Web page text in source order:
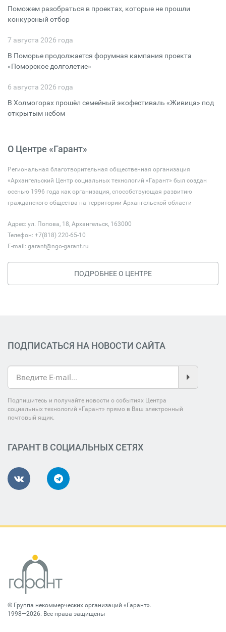
Поможем разобраться в проектах, которые не прошли
конкурсный отбор
7 августа 2026 года
В Поморье продолжается форумная кампания проекта
«Поморское долголетие»
6 августа 2026 года
В Холмогорах прошёл семейный экофестиваль «Живица» под
открытым небом
О Центре «Гарант»
Региональная благотворительная общественная организация
«Архангельский Центр социальных технологий «Гарант» был создан
осенью 1996 года как организация, способствующая развитию
гражданского общества на территории Архангельской области
Адрес: ул. Попова, 18, Архангельск, 163000
Телефон: +7(818) 220-65-10
E-mail: garant@ngo-garant.ru
ПОДРОБНЕЕ О ЦЕНТРЕ
ПОДПИСАТЬСЯ НА НОВОСТИ САЙТА
Подпишитесь и получайте новости о событиях Центра
социальных технологий «Гарант» прямо в Ваш электронный
почтовый ящик.
ГАРАНТ В СОЦИАЛЬНЫХ СЕТЯХ
© Группа некоммерческих организаций «Гарант».
1998—2026. Все права защищены